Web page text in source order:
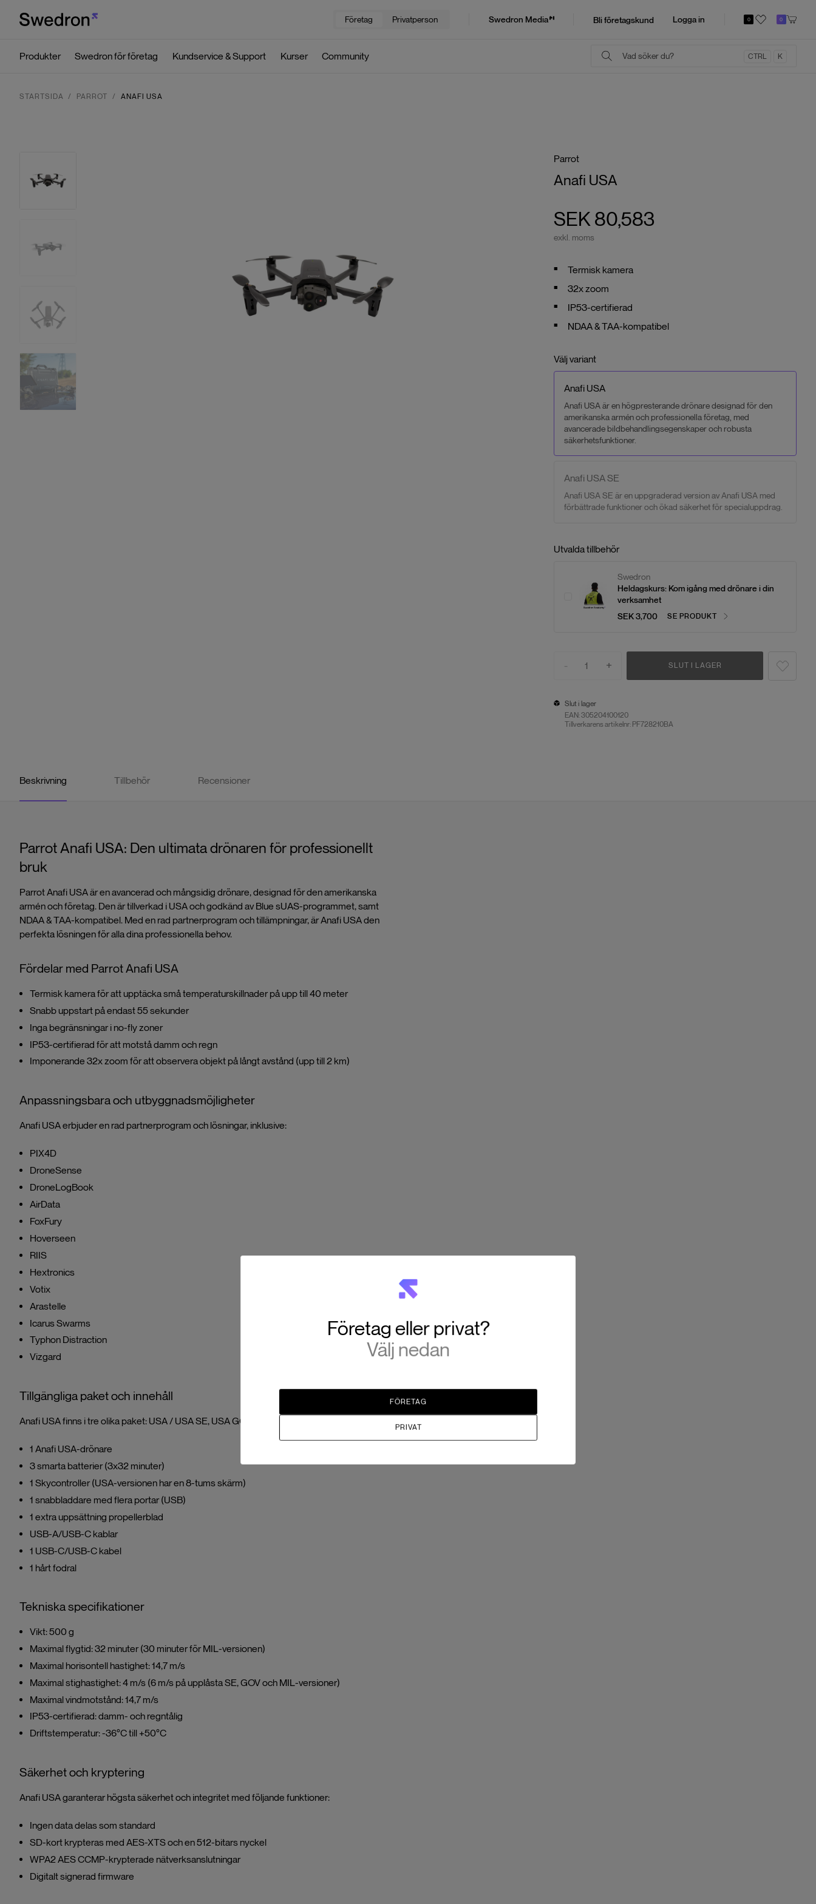
Företag Privatperson Swedron Media Bli företagskund Logga in 0 0
Produkter Swedron för företag Kundservice & Support Kurser Community CTRL K
STARTSIDA PARROT ANAFI USA
Parrot
Anafi USA
SEK 80,583
exkl. moms
Termisk kamera
32x zoom
IP53-certifierad
NDAA & TAA-kompatibel
Välj variant
Anafi USA
Anafi USA är en högpresterande drönare designad för den
amerikanska armén och professionella företag, med
avancerade bildbehandlingsegenskaper och robusta
säkerhetsfunktioner.
Anafi USA SE
Anafi USA SE är en uppgraderad version av Anafi USA med
förbättrade funktioner och ökad säkerhet för specialuppdrag.
Utvalda tillbehör
Swedron
Heldagskurs: Kom igång med drönare i din
verksamhet
SEK 3,700
SE PRODUKT
- 1 + SLUT I LAGER
Slut i lager
EAN:305204100120
Tillverkarens artikelnr: PF728210BA
Beskrivning Tillbehör Recensioner
Parrot Anafi USA: Den ultimata drönaren för professionellt
bruk
Parrot Anafi USA är en avancerad och mångsidig drönare, designad för den amerikanska
armén och företag. Den är tillverkad i USA och godkänd av Blue sUAS-programmet, samt
NDAA & TAA-kompatibel. Med en rad partnerprogram och tillämpningar, är Anafi USA den
perfekta lösningen för alla dina professionella behov.
Fördelar med Parrot Anafi USA
Termisk kamera för att upptäcka små temperaturskillnader på upp till 40 meter
Snabb uppstart på endast 55 sekunder
Inga begränsningar i no-fly zoner
IP53-certifierad för att motstå damm och regn
Imponerande 32x zoom för att observera objekt på långt avstånd (upp till 2 km)
Anpassningsbara och utbyggnadsmöjligheter
Anafi USA erbjuder en rad partnerprogram och lösningar, inklusive:
PIX4D
DroneSense
DroneLogBook
AirData
FoxFury
Hoverseen
RIIS
Hextronics
Votix
Arastelle
Icarus Swarms
Typhon Distraction
Vizgard
Tillgängliga paket och innehåll
Anafi USA finns i tre olika paket: USA / USA SE, USA GOV och USA MIL. Alla paket inkluderar:
1 Anafi USA-drönare
3 smarta batterier (3x32 minuter)
1 Skycontroller (USA-versionen har en 8-tums skärm)
1 snabbladdare med flera portar (USB)
1 extra uppsättning propellerblad
USB-A/USB-C kablar
1 USB-C/USB-C kabel
1 hårt fodral
Tekniska specifikationer
Vikt: 500 g
Maximal flygtid: 32 minuter (30 minuter för MIL-versionen)
Maximal horisontell hastighet: 14,7 m/s
Maximal stighastighet: 4 m/s (6 m/s på upplåsta SE, GOV och MIL-versioner)
Maximal vindmotstånd: 14,7 m/s
IP53-certifierad: damm- och regntålig
Driftstemperatur: -36°C till +50°C
Säkerhet och kryptering
Anafi USA garanterar högsta säkerhet och integritet med följande funktioner:
Ingen data delas som standard
SD-kort krypteras med AES-XTS och en 512-bitars nyckel
WPA2 AES CCMP-krypterade nätverksanslutningar
Digitalt signerad firmware
Företag eller privat?
Välj nedan
FÖRETAG
PRIVAT